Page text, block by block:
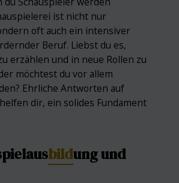
ist nicht nur
oft auch ein intensiver
Beruf. Liebst du es,
erzählen und in neue Rollen zu
möchtest du vor allem
Ehrliche Antworten auf
dir, ein solides Fundament
bildung und